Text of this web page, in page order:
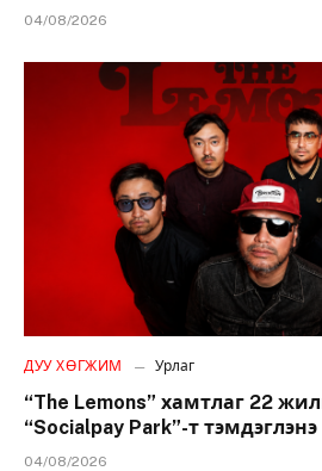
04/08/2026
ДУУ ХӨГЖИМ Урлаг
“The Lemons” хамтлаг 22
“Socialpay Park”-т тэмдэглэнэ
04/08/2026